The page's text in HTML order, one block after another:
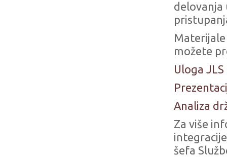
delovanja
možete
Uloga
Analiza
Za više
šefa